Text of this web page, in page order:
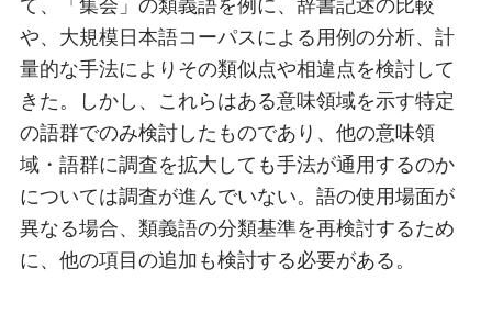
や、大規模日本語コーパスによる用例の分析、計
量的な手法によりその類似点や相違点を検討して
きた。しかし、これらはある意味領域を示す特定
の語群でのみ検討したものであり、他の意味領
域・語群に調査を拡大しても手法が通用するのか
については調査が進んでいない。語の使用場面が
異なる場合、類義語の分類基準を再検討するため
に、他の項目の追加も検討する必要がある。